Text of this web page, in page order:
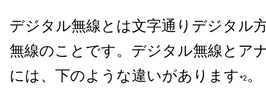
デジタル無線とは文字通りデジタル
無線のことです。デジタル無線とア
には、下のような違いがあります*2。